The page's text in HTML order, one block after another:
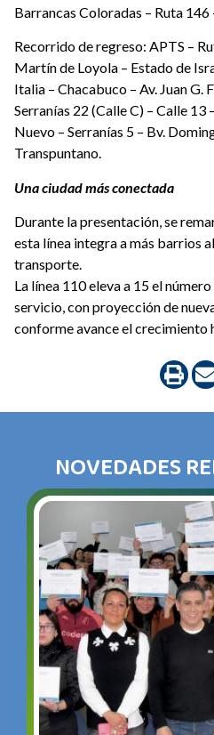
Barrancas Coloradas – Ruta 146
Recorrido de regreso: APTS –
Martín de Loyola – Estado de
Italia – Chacabuco – Av. Juan G.
Serranías 22 (Calle C) – Calle 13
Nuevo – Serranías 5 – Bv.
Transpuntano.
Una ciudad más conectada
Durante la presentación, se
esta línea integra a más barrios
transporte.
La línea 110 eleva a 15 el
servicio, con proyección de
conforme avance el crecimiento
NOVEDADES